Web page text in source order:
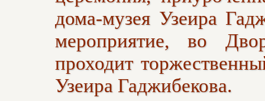
дома-музея Узеира
мероприятие, во
проходит
Узеира Гаджибекова.